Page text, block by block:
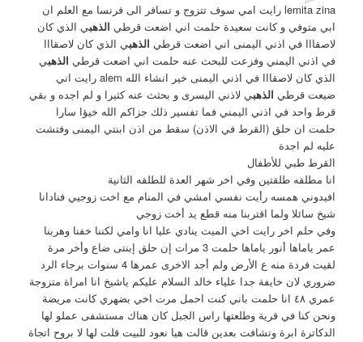
lemita zina رايت امي سوف تتزوج و تسافر الى فرنسا مع العلم ان
ابي متوفي و كانت سعيدة حلمت اني اضعت قرطي الذهبي الذي كان
لاصقااا في اذني اليمنى اني اضعت قرطي الذهبي الذي كان لاصقااا
في اذني اليمني وفزعت للبحث عنه حلمت اني اضعت قرطي الذهبي
الذي كان لاصقااا في اذني اليمنى خير انشاء الله alem رايت اني
ضيعت قرطي الذهبي لاذني اليسرى و بحثث عنه كثيرا و لم اجده و بقي
قرط واحد في اذني اليمني فما تفسير ذلك جزاكم الله خيؤا سارا
حلمت ان حلق (القرط في الاذن) سقط من اذن ابنتي اليمنى وفتشت
عليه لم اجدة
القرط طبي للأطفال
انا مطلقه طلقتين وفي اخر شهر العدة للطلقه الثانية
افيدوني همسه رأيت نفسي امشي في المنام مع اخت زوجيي فنادانا
شيخ سائلا ولما اقتربنا منه قطع يد أخت زوجي
وفي حلم اخر رايت اخي الميت ينادي عليا انا وامي لكننا خفنا وهربنا
عمر ياماها أنور ياماها حلمت 3 مرات إن حلق إبنتى ضاع وأخر مرة
لقيت فردة منه ع الأرض ولم أجد الاخرى عمرها 4 سنوات برجاء الرد
ضروري لان خايفة جدا علياء خالد السلام عليكم ياشيخ انا امراة متزوجة
عمري ٤٨ انا حلمت باني كنت احمل مرت اخي بضهري كانت مريضة
ونحن كنا في قرية وطلعتها راس الجبل كان هناك مستشفى عملو لها
الدكاترة ابرة وتشافت بعدين قالت هيا نعود للبيت قلت لها لا بروح اتجاة